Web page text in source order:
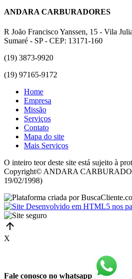
ANDARA CARBURADORES
R João Francisco Yanssen, 15 - Vila
Sumaré - SP - CEP: 13171-160
(19) 3873-9920
(19) 97165-9172
Home
Empresa
Missão
Serviços
Contato
Mapa do site
Mais Serviços
O inteiro teor deste site está sujeito à
Copyright© ANDARA
19/02/1998)
X
Fale conosco no whatsapp